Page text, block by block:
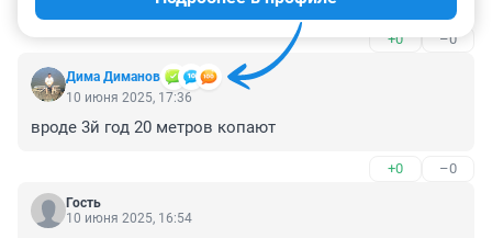
+0 –0
Дима Диманов
10 июня 2025, 17:36
вроде 3й год 20 метров копают
+0 –0
Гость
10 июня 2025, 16:54